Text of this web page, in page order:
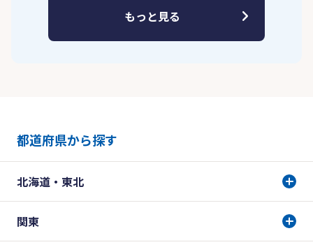
もっと見る
都道府県から探す
北海道・東北
関東